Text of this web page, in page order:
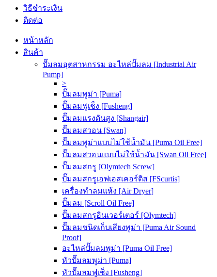
วิธีชำระเงิน
ติดต่อ
หน้าหลัก
สินค้า
ปั๊มลมอุตสาหกรรม อะไหล่ปั๊มลม [Industrial Air
Pump]
>
ปั๊มลมพูม่า [Puma]
ปั๊มลมฟูเช็ง [Fusheng]
ปั๊มลมแรงดันสูง [Shangair]
ปั๊มลมสวอน [Swan]
ปั๊มลมพูม่าแบบไม่ใช้น้ำมัน [Puma Oil Free]
ปั๊มลมสวอนแบบไม่ใช้น้ำมัน [Swan Oil Free]
ปั๊มลมสกรู [Olymtech Screw]
ปั๊มลมสกรูเอฟเอสเคอร์ติส [FScurtis]
เครื่องทำลมแห้ง [Air Dryer]
ปั๊มลม [Scroll Oil Free]
ปั๊มลมสกรูอินเวอร์เตอร์ [Olymtech]
ปั๊มลมชนิดเก็บเสียงพูม่า [Puma Air Sound
Proof]
อะไหล่ปั๊มลมพูม่า [Puma Oil Free]
หัวปั๊มลมพูม่า [Puma]
หัวปั๊มลมฟูเช็ง [Fusheng]